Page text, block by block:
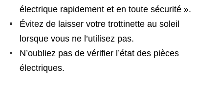
électrique rapidement et en toute sécurité ».
Évitez de laisser votre trottinette au soleil
lorsque vous ne l’utilisez pas.
N’oubliez pas de vérifier l’état des pièces
électriques.